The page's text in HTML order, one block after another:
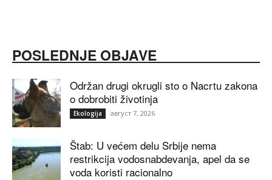
POSLEDNJE OBJAVE
Održan drugi okrugli sto o Nacrtu zakona
o dobrobiti životinja
Ekologija август 7, 2026
Štab: U većem delu Srbije nema
restrikcija vodosnabdevanja, apel da se
voda koristi racionalno